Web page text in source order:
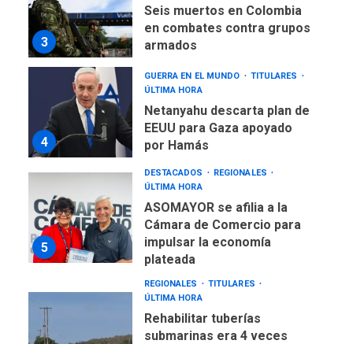
3
Seis muertos en Colombia
en combates contra grupos
armados
4
GUERRA EN EL MUNDO
TITULARES
ÚLTIMA HORA
Netanyahu descarta plan de
EEUU para Gaza apoyado
por Hamás
5
DESTACADOS
REGIONALES
ÚLTIMA HORA
ASOMAYOR se afilia a la
Cámara de Comercio para
impulsar la economía
plateada
REGIONALES
TITULARES
ÚLTIMA HORA
Rehabilitar tuberías
submarinas era 4 veces